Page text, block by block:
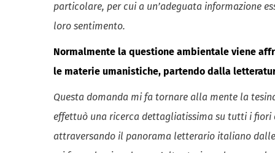
particolare, per cui a un’adeguata informazione
loro sentimento.
Normalmente la questione ambientale viene
le materie umanistiche, partendo dalla
Questa domanda mi fa tornare alla mente la
effettuò una ricerca dettagliatissima su tutti i
attraversando il panorama letterario italiano